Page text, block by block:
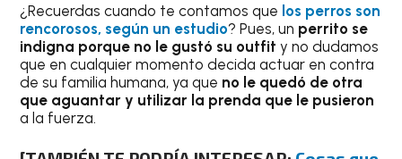
¿Recuerdas cuando te contamos que los perros son
rencorosos, según un estudio? Pues, un perrito se
indigna porque no le gustó su outfit y no dudamos
que en cualquier momento decida actuar en contra
de su familia humana, ya que no le quedó de otra
que aguantar y utilizar la prenda que le pusieron
a la fuerza.